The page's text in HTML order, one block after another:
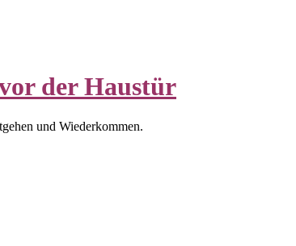
der Haustür
und Wiederkommen.